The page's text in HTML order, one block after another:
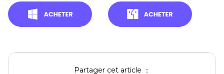
Partager cet article ：